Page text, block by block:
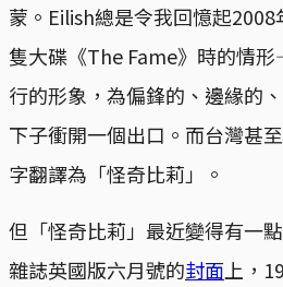
蒙。Eilish總是令我回憶起
隻大碟《The Fame》時的情
行的形象，為偏鋒的、邊緣的
下子衝開一個出口。而台灣甚
字翻譯為「怪奇比莉」。
但「怪奇比莉」最近變得有一
雜誌英國版六月號的封面 上，